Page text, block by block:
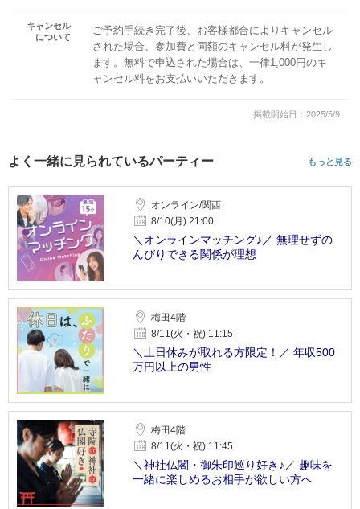
キャンセル
について
ご予約手続き完了後、お客様都合によりキャンセル
された場合、参加費と同額のキャンセル料が発生し
ます。無料で申込された場合は、一律1,000円のキ
ャンセル料をお支払いいただきます。
掲載開始日：2025/5/9
よく一緒に見られているパーティー もっと見る
オンライン/関西
8/10(月) 21:00
＼オンラインマッチング♪／ 無理せずの
んびりできる関係が理想
梅田4階
8/11(火・祝) 11:15
＼土日休みが取れる方限定！／ 年収500
万円以上の男性
梅田4階
8/11(火・祝) 11:45
＼神社仏閣・御朱印巡り好き♪／ 趣味を
一緒に楽しめるお相手が欲しい方へ